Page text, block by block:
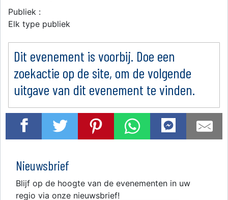
Publiek :
Elk type publiek
Dit evenement is voorbij. Doe een
zoekactie op de site, om de volgende
uitgave van dit evenement te vinden.
Nieuwsbrief
Blijf op de hoogte van de evenementen in uw
regio via onze nieuwsbrief!